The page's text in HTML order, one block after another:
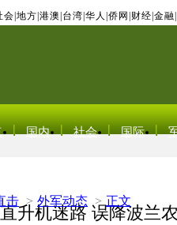
会 地方 港澳 台湾 华人 侨网 财经 金融
国内 社会 国际
击 > 外军动态 > 正文
升机迷路 误降波兰